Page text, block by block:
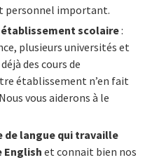
personnel important.
scolaire:
plusieurs universités et
des cours de
établissement n’en fait
vous aiderons à le
de langue qui travaille
English et connait bien nos